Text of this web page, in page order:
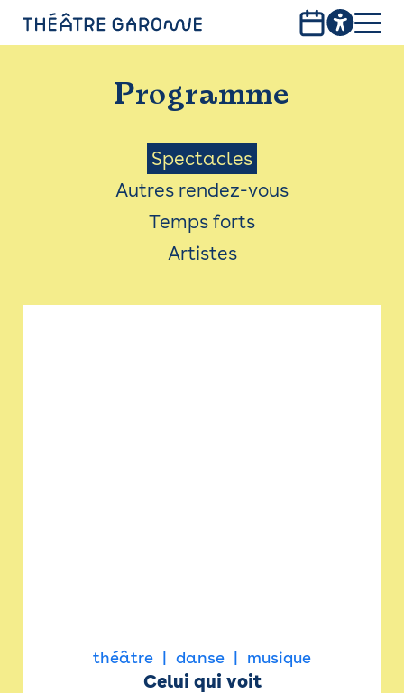
PROGRAMME
INFOS PRATIQUES
AVEC LES PUBLICS
ACCESSIBILITÉ
LES PRODUCTIONS
Programme
Menu
Saison
Spectacles
Autres rendez-vous
Temps forts
Artistes
théâtre danse musique
Celui qui voit